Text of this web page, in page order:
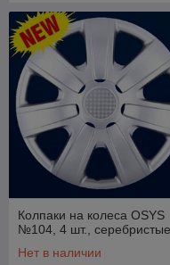
Колпаки на колеса OSYS
№104, 4 шт., серебристые
Нет в наличии